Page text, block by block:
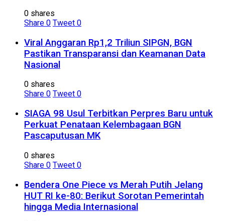
0 shares
Share 0 Tweet 0
Viral Anggaran Rp1,2 Triliun SIPGN, BGN
Pastikan Transparansi dan Keamanan Data
Nasional
0 shares
Share 0 Tweet 0
SIAGA 98 Usul Terbitkan Perpres Baru untuk
Perkuat Penataan Kelembagaan BGN
Pascaputusan MK
0 shares
Share 0 Tweet 0
Bendera One Piece vs Merah Putih Jelang
HUT RI ke-80: Berikut Sorotan Pemerintah
hingga Media Internasional